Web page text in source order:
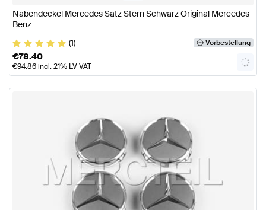
Nabendeckel Mercedes Satz Stern Schwarz Original Mercedes
Benz
(1)
Vorbestellung
€78.40
€94.86incl. 21% LV VAT